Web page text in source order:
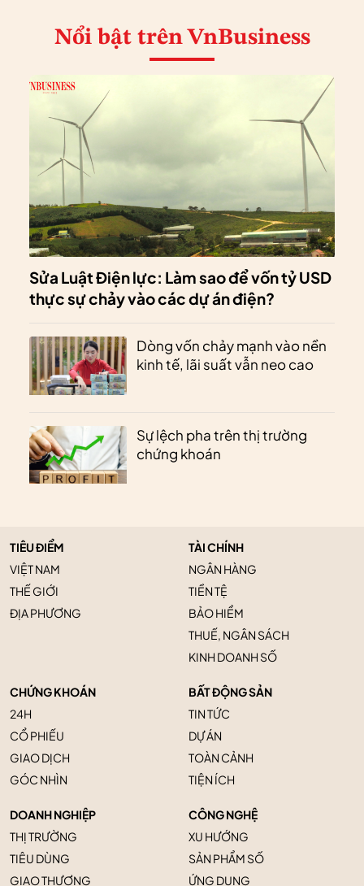
Nổi bật trên VnBusiness
Sửa Luật Điện lực: Làm sao để vốn tỷ USD
thực sự chảy vào các dự án điện?
Dòng vốn chảy mạnh vào nền
kinh tế, lãi suất vẫn neo cao
Sự lệch pha trên thị trường
chứng khoán
TIÊU ĐIỂM
VIỆT NAM
THẾ GIỚI
ĐỊA PHƯƠNG
TÀI CHÍNH
NGÂN HÀNG
TIỀN TỆ
BẢO HIỂM
THUẾ, NGÂN SÁCH
KINH DOANH SỐ
CHỨNG KHOÁN
24H
CỔ PHIẾU
GIAO DỊCH
GÓC NHÌN
BẤT ĐỘNG SẢN
TIN TỨC
DỰ ÁN
TOÀN CẢNH
TIỆN ÍCH
DOANH NGHIỆP
THỊ TRƯỜNG
TIÊU DÙNG
GIAO THƯƠNG
CÔNG NGHỆ
XU HƯỚNG
SẢN PHẨM SỐ
ỨNG DỤNG